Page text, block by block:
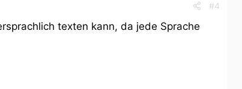
#4
texten kann, da jede Sprache